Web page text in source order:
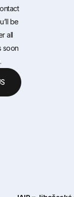
be
all
soon